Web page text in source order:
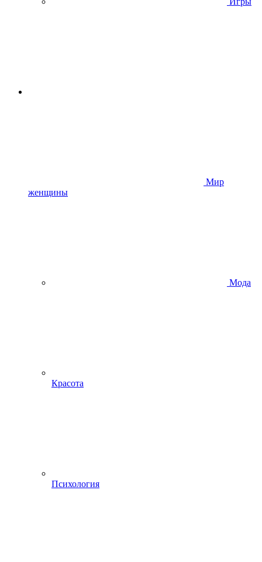
Мир
женщины
Мода
Красота
Психология